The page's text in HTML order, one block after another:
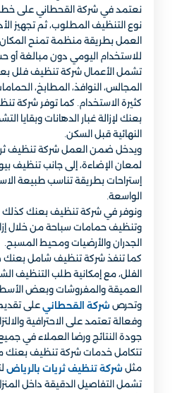
نعتمد في شركة القحطاني على
نوع التنظيف المطلوب، ثم تجهيز
العمل بطريقة منظمة تمنح المكان
للاستخدام اليومي دون مبالغة أو
تشمل الأعمال شركة تنظيف فلل
المجالس، النوافذ، المطابخ،
كثيرة الاستخدام. كما توفر شركة
بعنك لإزالة غبار الدهانات وبقايا
النهائية قبل السكن.
ويدخل ضمن العمل شركة تنظيف
لمعان الإضاءة، إلى جانب تنظيف
إستراحات بطريقة تناسب طبيعة
الواسعة.
ونوفر في شركة تنظيف بعنك
وتنظيف حمامات سباحة من خلال
الجدران والأرضيات ومحيط المسبح.
كما تنفذ شركة تنظيف شامل
الفلل، مع إمكانية طلب التنظيف
العميقة والمفروشات وبعض
وتحرص شركة القحطاني على
وفعالة تعتمد على الاحترافية
جودة النتائج ورضا العملاء في
تتكامل خدمات شركة تنظيف بعنك
مثل شركة تنظيف ثريات بالرياض
تشمل التفاصيل الدقيقة داخل